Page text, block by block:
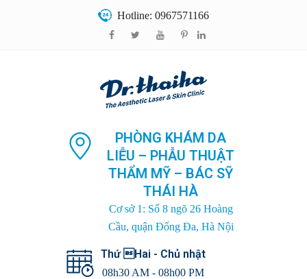
Hotline: 0967571166
PHÒNG KHÁM DA
LIỄU – PHẪU THUẬT
THẨM MỸ – BÁC SỸ
THÁI HÀ
Cơ sở 1: Số 8 ngõ 26 Hoàng
Cầu, quận Đống Đa, Hà Nội
Thứ Hai - Chủ nhật
08h30 AM - 08h00 PM